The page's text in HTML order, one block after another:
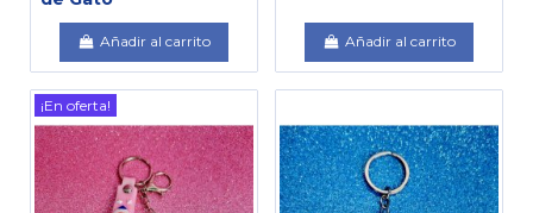
Añadir al carrito Añadir al carrito
¡En oferta!